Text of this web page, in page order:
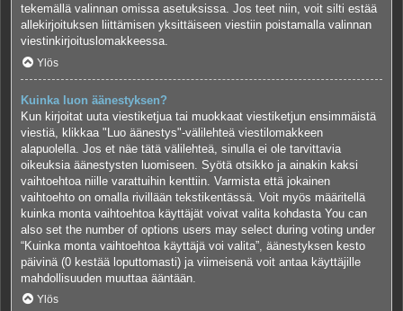
tekemällä valinnan omissa asetuksissa. Jos teet niin, voit silti estää
allekirjoituksen liittämisen yksittäiseen viestiin poistamalla valinnan
viestinkirjoituslomakkeessa.
Ylös
Kuinka luon äänestyksen?
Kun kirjoitat uuta viestiketjua tai muokkaat viestiketjun ensimmäistä
viestiä, klikkaa "Luo äänestys"-välilehteä viestilomakkeen
alapuolella. Jos et näe tätä välilehteä, sinulla ei ole tarvittavia
oikeuksia äänestysten luomiseen. Syötä otsikko ja ainakin kaksi
vaihtoehtoa niille varattuihin kenttiin. Varmista että jokainen
vaihtoehto on omalla rivillään tekstikentässä. Voit myös määritellä
kuinka monta vaihtoehtoa käyttäjät voivat valita kohdasta You can
also set the number of options users may select during voting under
“Kuinka monta vaihtoehtoa käyttäjä voi valita”, äänestyksen kesto
päivinä (0 kestää loputtomasti) ja viimeisenä voit antaa käyttäjille
mahdollisuuden muuttaa ääntään.
Ylös